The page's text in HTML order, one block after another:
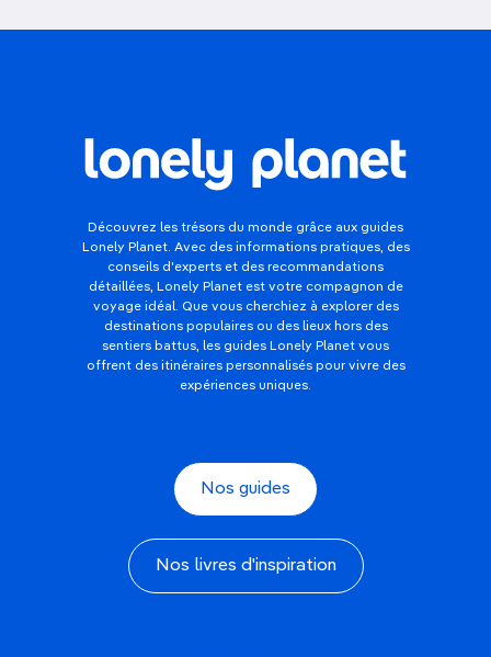
Découvrez les trésors du monde grâce aux guides
Lonely Planet. Avec des informations pratiques, des
conseils d'experts et des recommandations
détaillées, Lonely Planet est votre compagnon de
voyage idéal. Que vous cherchiez à explorer des
destinations populaires ou des lieux hors des
sentiers battus, les guides Lonely Planet vous
offrent des itinéraires personnalisés pour vivre des
expériences uniques.
Nos guides
Nos livres d'inspiration